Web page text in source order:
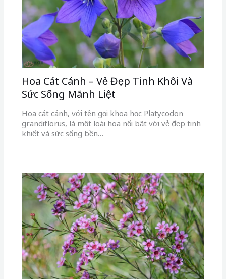
Hoa Cát Cánh – Vẻ Đẹp Tinh Khôi Và
Sức Sống Mãnh Liệt
Hoa cát cánh, với tên gọi khoa học Platycodon
grandiflorus, là một loài hoa nổi bật với vẻ đẹp tinh
khiết và sức sống bền…